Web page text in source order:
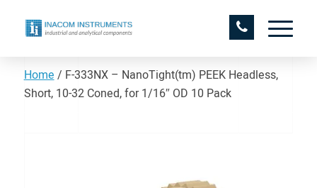
Home / F-333NX – NanoTight(tm) PEEK Headless,
Short, 10-32 Coned, for 1/16″ OD 10 Pack